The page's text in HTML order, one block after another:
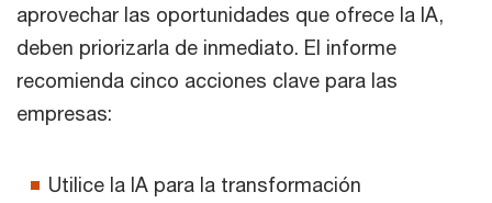
aprovechar las oportunidades que ofrece la IA,
deben priorizarla de inmediato. El informe
recomienda cinco acciones clave para las
empresas:
Utilice la IA para la transformación